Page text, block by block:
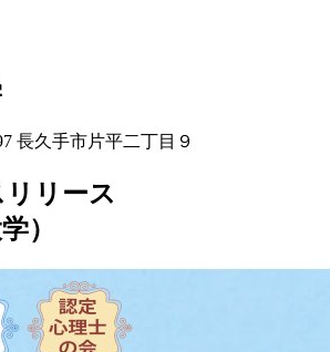
長久手市片平二丁目９
リース
）